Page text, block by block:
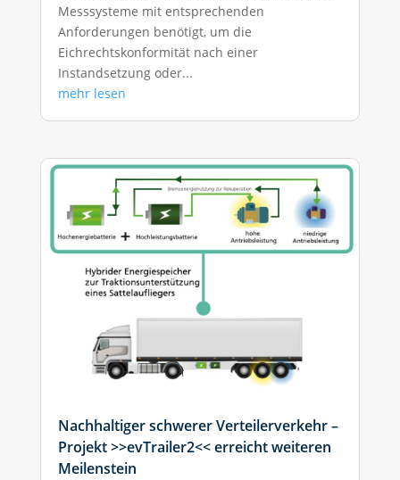
Messsysteme mit entsprechenden
Anforderungen benötigt, um die
Eichrechtskonformität nach einer
Instandsetzung oder...
mehr lesen
Nachhaltiger schwerer Verteilerverkehr –
Projekt >>evTrailer2<< erreicht weiteren
Meilenstein